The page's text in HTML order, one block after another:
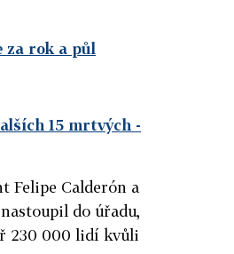
za rok a půl
15 mrtvých -
Felipe Calderón a
do úřadu,
230 000 lidí kvůli